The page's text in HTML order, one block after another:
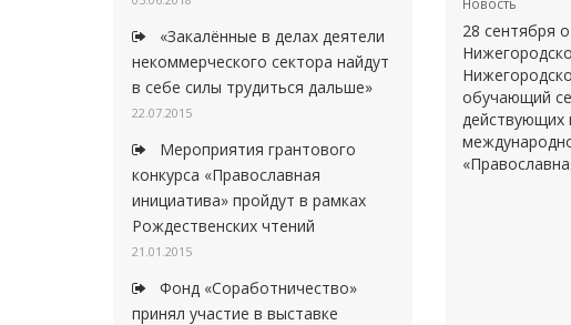
«Закалённые в делах деятели
некоммерческого сектора найдут
в себе силы трудиться дальше»
22.07.2015
Мероприятия грантового
конкурса «Православная
инициатива» пройдут в рамках
Рождественских чтений
21.01.2015
Фонд «Соработничество»
принял участие в выставке
28 сентября
обучающий
действующих